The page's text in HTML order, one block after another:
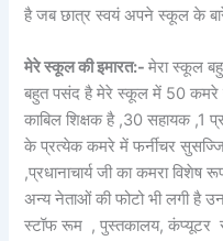
है जब छात्र स्वयं अपने स्कूल के
मेरे स्कूल की इमारत:-मेरा स्कूल
बहुत पसंद है मेरे स्कूल में 50 कमरे
काबिल शिक्षक है ,30 सहायक ,1
के प्रत्येक कमरे में फर्नीचर
,प्रधानाचार्य जी का कमरा
अन्य नेताओं की फोटो भी लगी है
स्टॉफ रूम , पुस्तकालय, कंप्यूटर